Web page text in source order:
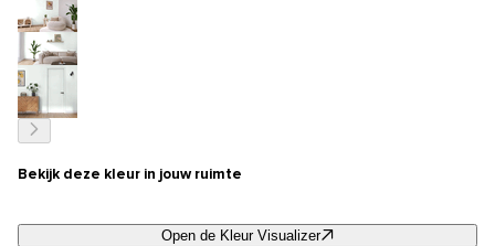
Bekijk deze kleur in jouw ruimte
Open de Kleur Visualizer